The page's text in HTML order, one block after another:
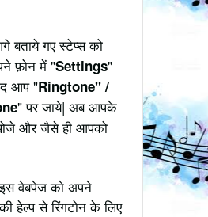
बताये गए स्टेप्स को
फ़ोन में "Settings"
आप "Ringtone" /
" पर जाये| अब आपके
खोजे और जैसे ही आपको
वेबपेज को अपने
हेल्प से रिंगटोन के लिए